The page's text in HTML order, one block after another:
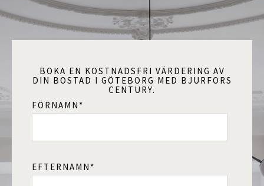
BOKA EN KOSTNADSFRI VÄRDERING AV
DIN BOSTAD I GÖTEBORG MED BJURFORS
CENTURY.
FÖRNAMN *
EFTERNAMN *